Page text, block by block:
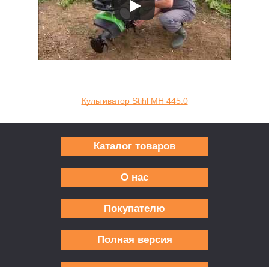
Культиватор Stihl MH 445.0
Каталог товаров
О нас
Покупателю
Полная версия